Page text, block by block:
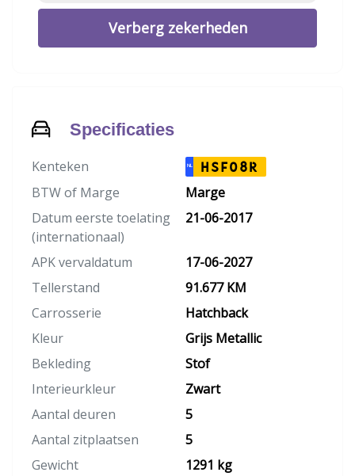
Verberg zekerheden
Specificaties
Kenteken NL HSF08R
BTW of Marge
Marge
Datum eerste toelating
(internationaal)
21-06-2017
APK vervaldatum
17-06-2027
Tellerstand
91.677 KM
Carrosserie
Hatchback
Kleur
Grijs Metallic
Bekleding
Stof
Interieurkleur
Zwart
Aantal deuren
5
Aantal zitplaatsen
5
Gewicht
1291 kg